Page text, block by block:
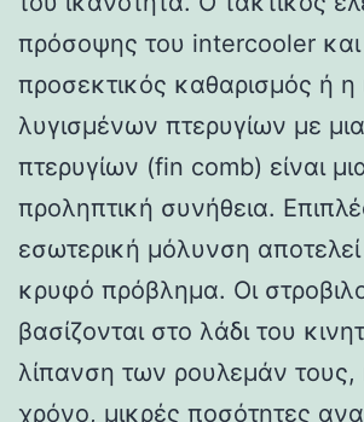
πρόσοψης του intercooler
προσεκτικός καθαρισμός ή η
λυγισμένων πτερυγίων με
πτερυγίων (fin comb) είναι
προληπτική συνήθεια.
εσωτερική μόλυνση
κρυφό πρόβλημα. Οι
βασίζονται στο λάδι του
λίπανση των ρουλεμάν τους,
χρόνο, μικρές ποσότητες